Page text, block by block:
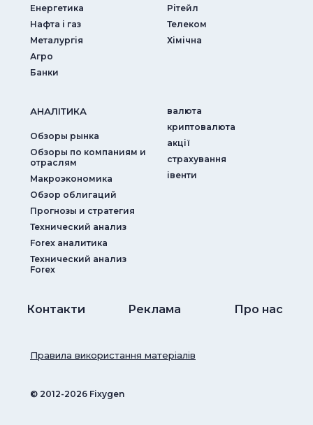
Енергетика
Нафта і газ
Металургія
Агро
Банки
Рітейл
Телеком
Хімічна
АНАЛIТИКА
Обзоры рынка
Обзоры по компаниям и
отраслям
Макроэкономика
Обзор облигаций
Прогнозы и стратегия
Технический анализ
Forex аналитика
Технический анализ
Forex
валюта
криптовалюта
акції
страхування
iвенти
Контакти Реклама Про нас
© ‎2012-2026 Fixygen
Правила використання матеріалів